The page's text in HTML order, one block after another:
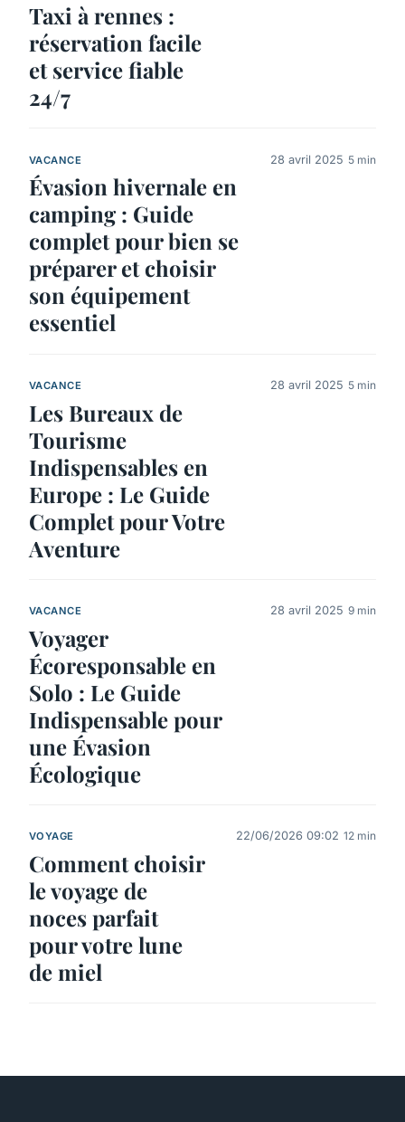
Taxi à rennes :
réservation facile
et service fiable
24/7
VACANCE
Évasion hivernale en
camping : Guide
complet pour bien se
préparer et choisir
son équipement
essentiel
28 avril 2025 5 min
VACANCE
Les Bureaux de
Tourisme
Indispensables en
Europe : Le Guide
Complet pour Votre
Aventure
28 avril 2025 5 min
VACANCE
Voyager
Écoresponsable en
Solo : Le Guide
Indispensable pour
une Évasion
Écologique
28 avril 2025 9 min
VOYAGE
Comment choisir
le voyage de
noces parfait
pour votre lune
de miel
22/06/2026 09:02 12 min